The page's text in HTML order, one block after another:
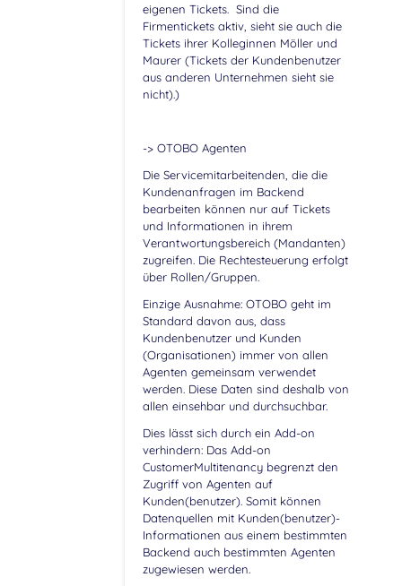
eigenen Tickets. Sind die
Firmentickets aktiv, sieht sie auch die
Tickets ihrer Kolleginnen Möller und
Maurer (Tickets der Kundenbenutzer
aus anderen Unternehmen sieht sie
nicht).)
-> OTOBO Agenten
Die Servicemitarbeitenden, die die
Kundenanfragen im Backend
bearbeiten können nur auf Tickets
und Informationen in ihrem
Verantwortungsbereich (Mandanten)
zugreifen. Die Rechtesteuerung erfolgt
über Rollen/Gruppen.
Einzige Ausnahme: OTOBO geht im
Standard davon aus, dass
Kundenbenutzer und Kunden
(Organisationen) immer von allen
Agenten gemeinsam verwendet
werden. Diese Daten sind deshalb von
allen einsehbar und durchsuchbar.
Dies lässt sich durch ein Add-on
verhindern: Das Add-on
CustomerMultitenancy begrenzt den
Zugriff von Agenten auf
Kunden(benutzer). Somit können
Datenquellen mit Kunden(benutzer)-
Informationen aus einem bestimmten
Backend auch bestimmten Agenten
zugewiesen werden.